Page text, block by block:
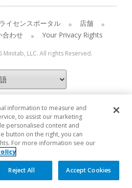
ライセンスポータル
店舗
合わせ Your Privacy Rights
LLC. All rights Reserved.
information to measure and
to assist our marketing
personalised content and
button on the right, you can
For more information see our
Reject All Accept Cookies